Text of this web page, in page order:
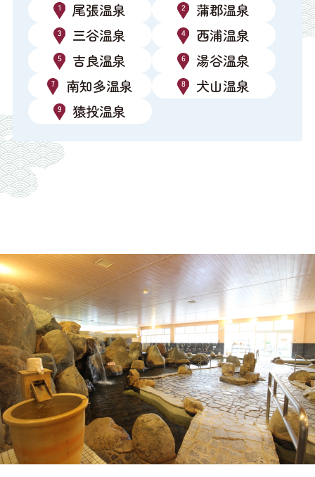
尾張温泉
蒲郡温泉
三谷温泉
西浦温泉
吉良温泉
湯谷温泉
南知多温泉
犬山温泉
猿投温泉